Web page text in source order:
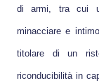
di armi, tra cui
minacciare e
titolare di un
riconducibilità in